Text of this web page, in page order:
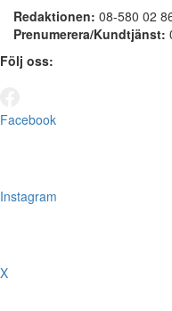
Redaktionen: 08-580 02
Prenumerera/Kundtjänst:
Följ oss:
Facebook
Instagram
X